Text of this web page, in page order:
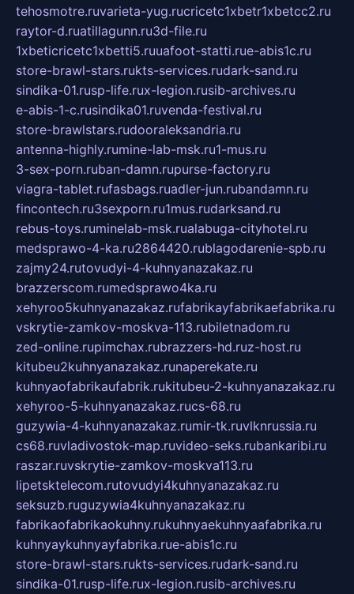
tehosmotre.ruvarieta-yug.rucricetc1xbetr1xbetcc2.ru
raytor-d.ruatillagunn.ru3d-file.ru
1xbeticricetc1xbetti5.ruuafoot-statti.rue-abis1c.ru
store-brawl-stars.rukts-services.rudark-sand.ru
sindika-01.rusp-life.rux-legion.rusib-archives.ru
e-abis-1-c.rusindika01.ruvenda-festival.ru
store-brawlstars.rudooraleksandria.ru
antenna-highly.rumine-lab-msk.ru1-mus.ru
3-sex-porn.ruban-damn.rupurse-factory.ru
viagra-tablet.rufasbags.ruadler-jun.rubandamn.ru
fincontech.ru3sexporn.ru1mus.rudarksand.ru
rebus-toys.ruminelab-msk.rualabuga-cityhotel.ru
medsprawo-4-ka.ru2864420.rublagodarenie-spb.ru
zajmy24.rutovudyi-4-kuhnyanazakaz.ru
brazzerscom.rumedsprawo4ka.ru
xehyroo5kuhnyanazakaz.rufabrikayfabrikaefabrika.ru
vskrytie-zamkov-moskva-113.rubiletnadom.ru
zed-online.rupimchax.rubrazzers-hd.ruz-host.ru
kitubeu2kuhnyanazakaz.runaperekate.ru
kuhnyaofabrikaufabrik.rukitubeu-2-kuhnyanazakaz.ru
xehyroo-5-kuhnyanazakaz.rucs-68.ru
guzywia-4-kuhnyanazakaz.rumir-tk.ruvlknrussia.ru
cs68.ruvladivostok-map.ruvideo-seks.rubankaribi.ru
raszar.ruvskrytie-zamkov-moskva113.ru
lipetsktelecom.rutovudyi4kuhnyanazakaz.ru
seksuzb.ruguzywia4kuhnyanazakaz.ru
fabrikaofabrikaokuhny.rukuhnyaekuhnyaafabrika.ru
kuhnyaykuhnyayfabrika.rue-abis1c.ru
store-brawl-stars.rukts-services.rudark-sand.ru
sindika-01.rusp-life.rux-legion.rusib-archives.ru